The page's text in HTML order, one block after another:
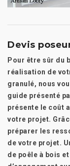
Devis
Pour être sûr du
réalisation de
granulé, nous
guide présenté
présente le coût
votre projet.
préparer les
de votre projet.
de poêle à bois